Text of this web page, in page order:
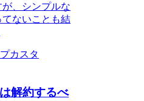
、シンプルな
ないことも結
カスタ
解約するべ